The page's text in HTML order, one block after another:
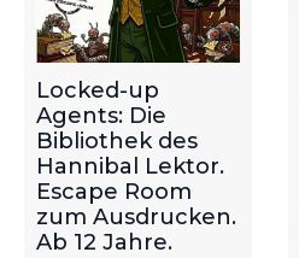
Locked-up
Agents: Die
Bibliothek des
Hannibal Lektor.
Escape Room
zum Ausdrucken.
Ab 12 Jahre.